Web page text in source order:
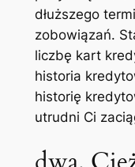
dłuższego
zobowiązań.
liczbę kart
historia
historię
utrudni Ci